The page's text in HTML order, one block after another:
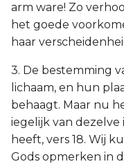
arm ware! Zo
het goede
haar
3. De bestemming
lichaam, en hun
behaagt. Maar nu
iegelijk van dezelve
heeft, vers 18. Wij
Gods opmerken in